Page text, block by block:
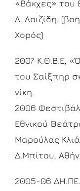
«Βάκχες» του
Λ. Λοιζίδη.
Χορός)
2007 Κ.Θ.Β.Ε,
του Σαίξπηρ
νίκη.
2006
Εθνικού
Μαρούλας
Δ.Μπίτου,
2005-06